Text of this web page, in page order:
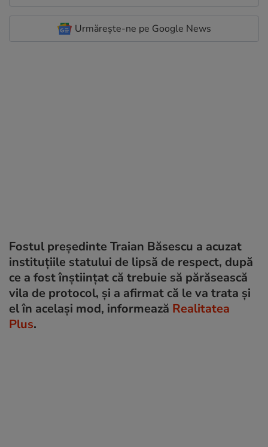
Urmărește-ne pe Google News
Fostul președinte Traian Băsescu a acuzat
instituțiile statului de lipsă de respect, după
ce a fost înștiințat că trebuie să părăsească
vila de protocol, și a afirmat că le va trata și
el în același mod, informează Realitatea
Plus.